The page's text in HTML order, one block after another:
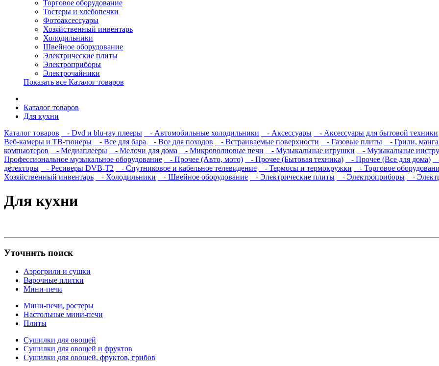
Торговое оборудование
Тостеры и хлебопечки
Фотоаксессуары
Хозяйственный инвентарь
Холодильники
Швейное оборудование
Электрические плиты
Электроприборы
Электрочайники
Показать все Каталог товаров
Каталог товаров
Для кухни
Каталог товаров
- Dvd и blu-ray плееры - Автомобильные холодильники - Аксессуары - Аксессуары для бытовой техники
Веб-камеры и ТВ-тюнеры
- Все для бара - Все для походов - Встраиваемые поверхности - Газовые плиты - Грили,
компьютеров
- Медиаплееры - Мелочи для дома - Микроволновые печи - Музыкальные игрушки - Музыкальные
Профессиональное музыкальное оборудование
- Прочее (Авто, мото) - Прочее (Бытовая техника) - Прочее (Все для дома)
детекторы
- Ресиверы DVB-T2 - Спутниковое и кабельное телевидение - Термосы и термокружки - Торговое
Хозяйственный инвентарь
- Холодильники - Швейное оборудование - Электрические плиты - Электроприборы -
Для кухни
Уточнить поиск
Аэрогрили и сушки
Варочные плитки
Мини-печи
Мини-печи, ростеры
Настольные мини-печи
Плиты
Сушилки для овощей
Сушилки для овощей и фруктов
Сушилки для овощей, фруктов, грибов